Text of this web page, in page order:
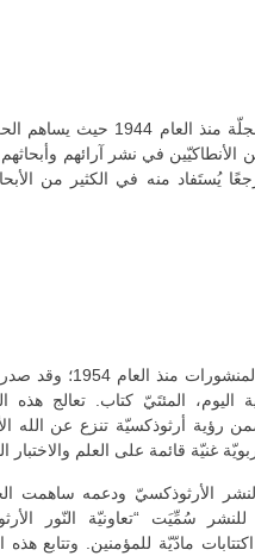
تُصدر الحركة هذه المجلّة منذ
الأنطاكيّين في نشر آرائهم
يُستَفاد منه في الكثير من
أطلقت الحركة هذه
اليوم، المئتَيّ كتاب. تعالج هذه
رؤية أرثوذكسيّة تنزع عن الله
غنيّة قائمة على العلم والاختبار
الأرثوذكسيّ ودعمه ساهمت
سُمِّيَت “تعاونيّة النّور
مادّيّة للمؤمنين. وتتابع هذه